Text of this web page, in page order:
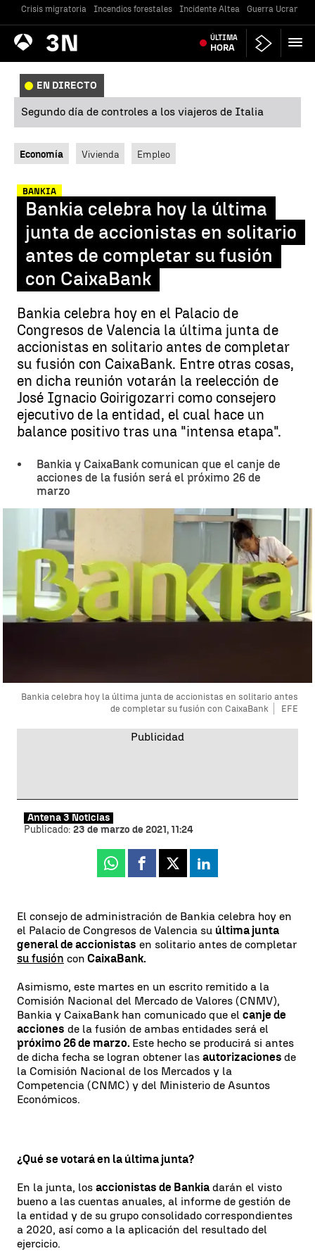
Crisis migratoria Incendios forestales Incidente Altea Guerra Ucrania
Antena
3 Noticias ÚLTIMA
HORA
EN DIRECTO
Segundo día de controles a los viajeros de Italia
Economía Vivienda Empleo
BANKIA
Bankia celebra hoy la última
junta de accionistas en solitario
antes de completar su fusión
con CaixaBank
Bankia celebra hoy en el Palacio de
Congresos de Valencia la última junta de
accionistas en solitario antes de completar
su fusión con CaixaBank. Entre otras cosas,
en dicha reunión votarán la reelección de
José Ignacio Goirigozarri como consejero
ejecutivo de la entidad, el cual hace un
balance positivo tras una "intensa etapa".
Bankia y CaixaBank comunican que el canje de
acciones de la fusión será el próximo 26 de
marzo
Bankia celebra hoy la última junta de accionistas en solitario antes
de completar su fusión con CaixaBank
EFE
Antena 3 Noticias
Publicado: 23 de marzo de 2021, 11:24
Whatsapp
Facebook
X Linkedin
El consejo de administración de Bankia celebra hoy en
el Palacio de Congresos de Valencia su última junta
general de accionistas en solitario antes de completar
su fusión con CaixaBank.
Asimismo, este martes en un escrito remitido a la
Comisión Nacional del Mercado de Valores (CNMV),
Bankia y CaixaBank han comunicado que el canje de
acciones de la fusión de ambas entidades será el
próximo 26 de marzo. Este hecho se producirá si antes
de dicha fecha se logran obtener las autorizaciones de
la Comisión Nacional de los Mercados y la
Competencia (CNMC) y del Ministerio de Asuntos
Económicos.
¿Qué se votará en la última junta?
En la junta, los accionistas de Bankia darán el visto
bueno a las cuentas anuales, al informe de gestión de
la entidad y de su grupo consolidado correspondientes
a 2020, así como a la aplicación del resultado del
ejercicio.